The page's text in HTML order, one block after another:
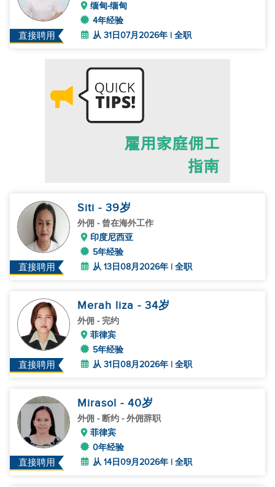
直接聘用
缅甸-缅甸
4年经验
从 31日07月2026年 | 全职
直接聘用
Siti - 39岁
外佣 - 曾在海外工作
印度尼西亚
5年经验
从 13日08月2026年 | 全职
直接聘用
Merah liza - 34岁
外佣 - 完约
菲律宾
5年经验
从 31日08月2026年 | 全职
直接聘用
Mirasol - 40岁
外佣 - 断约 - 外佣辞职
菲律宾
0年经验
从 14日09月2026年 | 全职